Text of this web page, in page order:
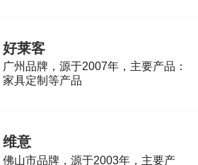
好莱客
广州品牌，源于2007年，主要产品：
家具定制等产品
维意
佛山市品牌，源于2003年，主要产